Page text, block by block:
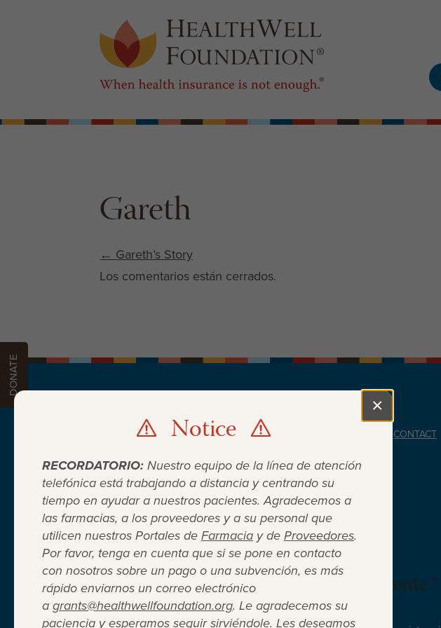
Notice
RECORDATORIO: Nuestro equipo de la línea de atención
telefónica está trabajando a distancia y centrando su
tiempo en ayudar a nuestros pacientes. Agradecemos a
las farmacias, a los proveedores y a su personal que
utilicen nuestros Portales de Farmacia y de Proveedores.
Por favor, tenga en cuenta que si se pone en contacto
con nosotros sobre un pago o una subvención, es más
rápido enviarnos un correo electrónico
a grants@healthwellfoundation.org. Le agradecemos su
paciencia y esperamos seguir sirviéndole. Les deseamos
Close
×
Gareth
Post navigation
← Gareth’s Story
Los comentarios están cerrados.
PATIENTS PROVIDERS PHARMACIES CONTACT
Cuando el seguro médico no es suficiente ®
DONATE